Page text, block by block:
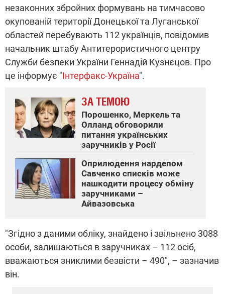
незаконних збройних формувань на тимчасово
окупованій території Донецької та Луганської
областей перебувають 112 українців, повідомив
начальник штабу Антитерористичного центру
Служби безпеки України Геннадій Кузнєцов. Про
це інформує "Інтерфакс-Україна".
ЗА ТЕМОЮ
Порошенко, Меркель та
Олланд обговорили
питання українських
заручників у Росії
Оприлюдення нардепом
Савченко списків може
нашкодити процесу обміну
заручниками –
Айвазовська
"Згідно з даними обліку, знайдено і звільнено 3088
особи, залишаються в заручниках – 112 осіб,
вважаються зниклими безвісти – 490", – зазначив
він.